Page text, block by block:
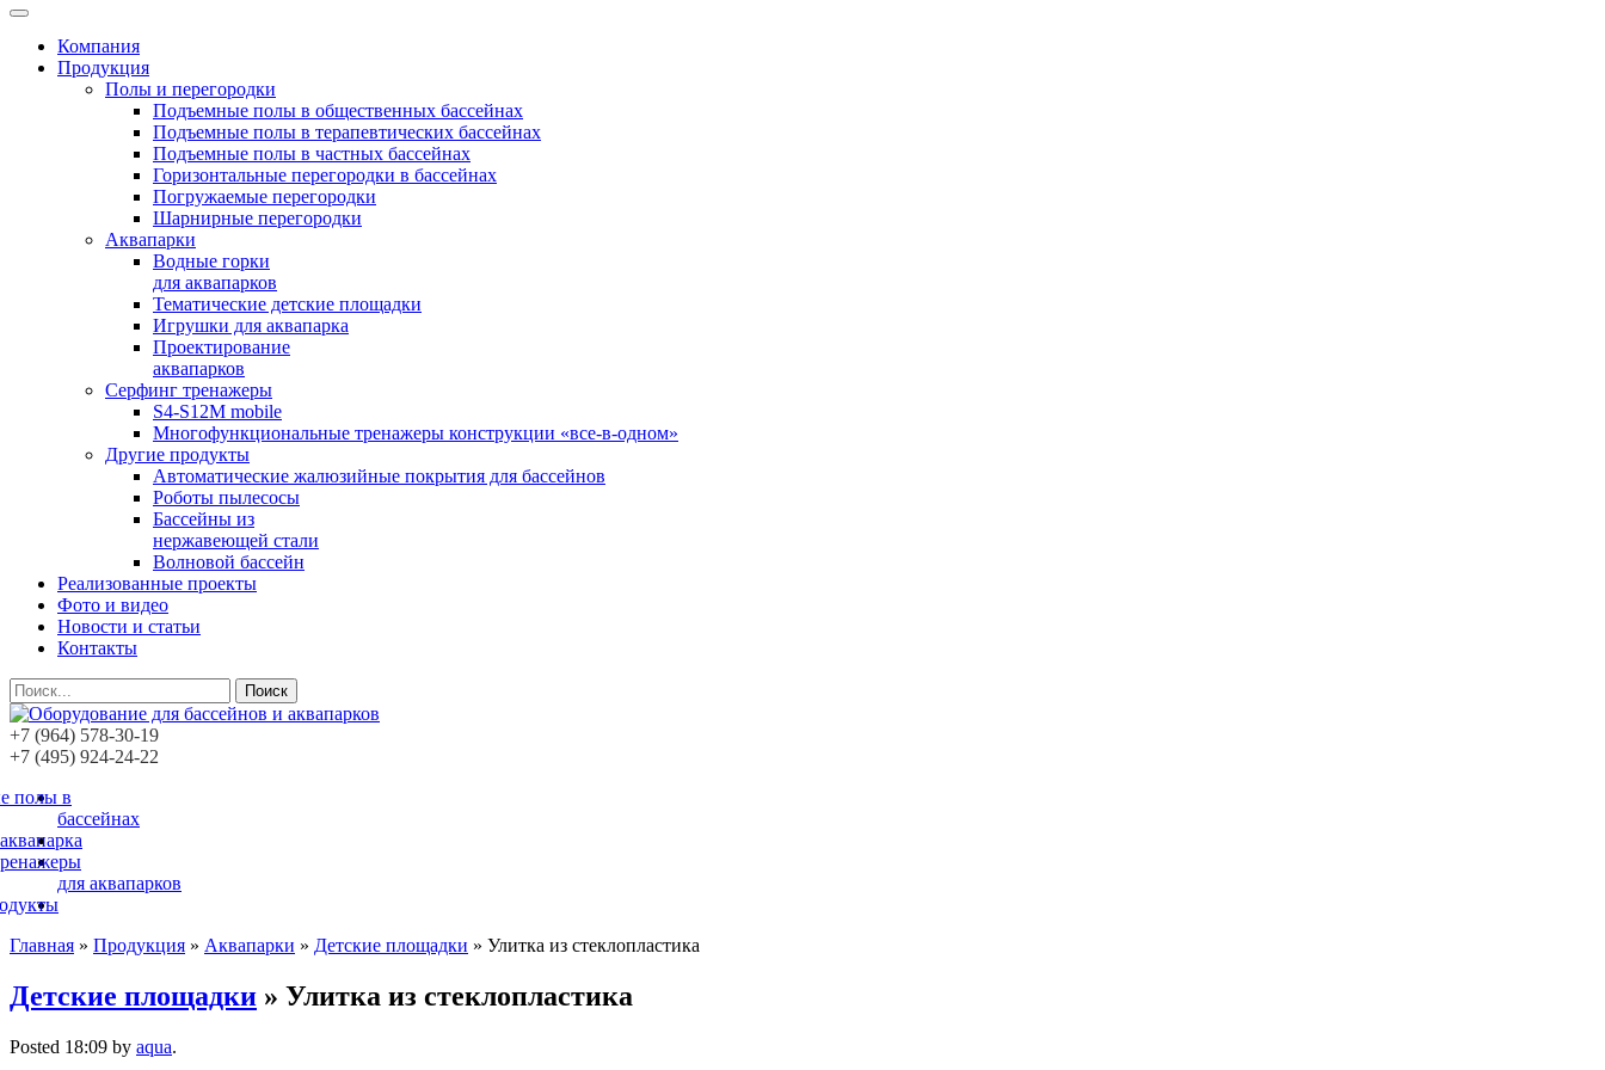
Компания
Продукция
Полы и перегородки
Подъемные полы в общественных бассейнах
Подъемные полы в терапевтических бассейнах
Подъемные полы в частных бассейнах
Горизонтальные перегородки в бассейнах
Погружаемые перегородки
Шарнирные перегородки
Аквапарки
Водные горки
для аквапарков
Тематические детские площадки
Игрушки для аквапарка
Проектирование
аквапарков
Серфинг тренажеры
S4-S12M mobile
Многофункциональные тренажеры конструкции «все-в-одном»
Другие продукты
Автоматические жалюзийные покрытия для бассейнов
Роботы пылесосы
Бассейны из
нержавеющей стали
Волновой бассейн
Реализованные проекты
Фото и видео
Новости и статьи
Контакты
Поиск
+7 (964) 578-30-19
+7 (495) 924-24-22
полы в
бассейнах
для аквапарков
Главная » Продукция » Аквапарки » Детские площадки » Улитка из стеклопластика
Детские площадки » Улитка из стеклопластика
Posted 18:09 by aqua.